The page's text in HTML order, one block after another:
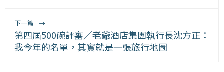
下一篇 →
第四屆500碗評審／老爺酒店集團執行長沈方正：
我今年的名單，其實就是一張旅行地圖